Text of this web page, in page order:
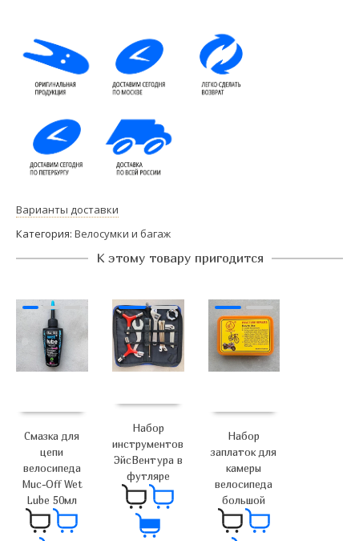
Варианты доставки
Категория: Велосумки и багаж
К этому товару пригодится
Смазка для
цепи
велосипеда
Muc-Off Wet
Lube 50мл
Набор
инструментов
ЭйсВентура в
футляре
Набор
заплаток для
камеры
велосипеда
большой